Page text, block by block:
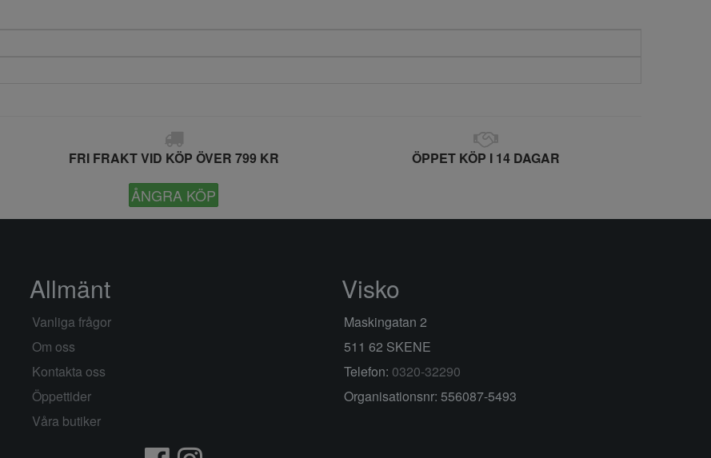
FRI FRAKT VID KÖP ÖVER 799 KR ÖPPET KÖP I 14 DAGAR
ÅNGRA KÖP
Allmänt
Vanliga frågor
Om oss
Kontakta oss
Öppettider
Våra butiker
Visko
Maskingatan 2
511 62 SKENE
Telefon: 0320-32290
Organisationsnr: 556087-5493